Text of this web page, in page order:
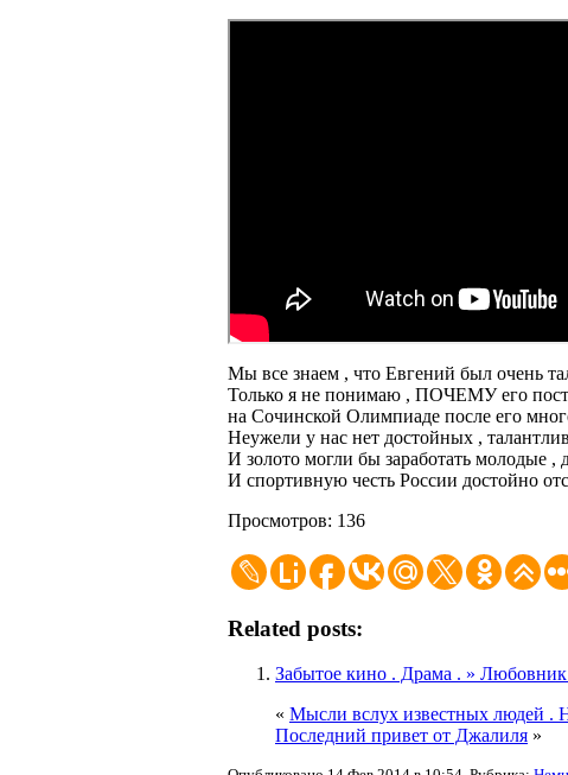
Мы все знаем , что Евгений был очень
Только я не понимаю , ПОЧЕМУ его
на Сочинской Олимпиаде после его
Неужели у нас нет достойных ,
И золото могли бы заработать молодые ,
И спортивную честь России достойно
Просмотров: 136
Related posts:
Забытое кино . Драма . »
« Мысли вслух известных людей .
Последний привет от Джалиля »